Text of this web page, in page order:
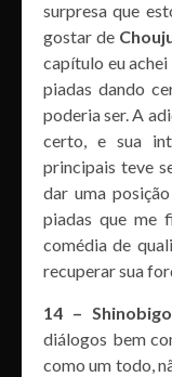
surpresa que
gostar de
capítulo eu achei
piadas dando
poderia ser. A
certo, e sua
principais teve
dar uma
piadas que me
comédia de
recuperar sua
14 –
diálogos bem
como um todo,